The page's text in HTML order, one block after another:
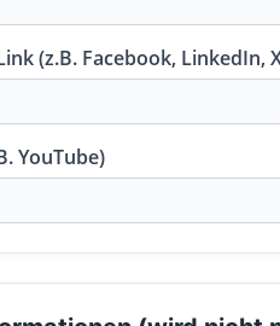
(z.B. Facebook, LinkedIn,
YouTube)